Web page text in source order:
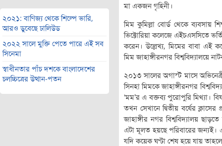
২০২১: বাণিজ্য থেকে শিল্পে ভারি,
আরও ডুবেছে ঢালিউড
২০২২ সালে মুক্তি পেতে পারে এই সব
সিনেমা
স্বাধীনতার পাঁচ দশকে বাংলাদেশের
চলচ্চিত্রের উত্থান-পতন
মা একজন গৃহিনী।
মিম কুমিল্লা বোর্ড থেকে ব্যবসায়
ভিক্টোরিয়া কলেজে এইচএসসিতে
করেন। উল্লেখ্য, মিমের বাবা এই
মিম জাহাঙ্গীরনগর বিশ্ববিদ্যালয়ে
২০১৩ সালের অগাস্ট মাসে
সিনহা মিমকে জাহাঙ্গীরনগর
‘মম’র এ বক্তব্য পুরোপুরি মিথ‌্যা।
তখন সেখানে দ্বিতীয় বর্ষের
জাহাঙ্গীর নগর বিশ্ববিদ্যালয়
এটা মূলত হয়ছে পরিবারের জন্যই।
যদি কয়েক ঘণ্টা শেষ হয়ে যায়